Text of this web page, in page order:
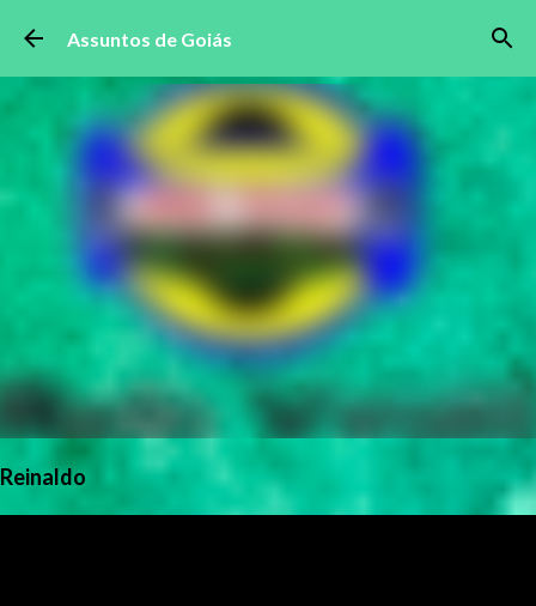
Pular para o conteúdo principal
Assuntos de Goiás
Reinaldo